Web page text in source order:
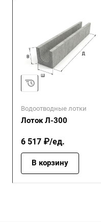
Водоотводные лотки
Лоток Л-300
6 517 ₽/ед.
В корзину